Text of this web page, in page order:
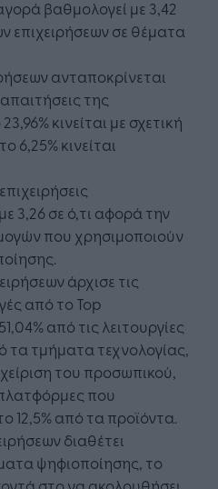
βαθμολογεί με 3,42
επιχειρήσεων σε θέματα
ανταποκρίνεται
της
κινείται με σχετική
6,25% κινείται
3,26 σε ό,τι αφορά την
που χρησιμοποιούν
άρχισε τις
από το Top
από τις λειτουργίες
τα τμήματα τεχνολογίας,
του προσωπικού,
που
12,5% από τα προϊόντα.
διαθέτει
ψηφιοποίησης, το
στο να ακολουθήσει